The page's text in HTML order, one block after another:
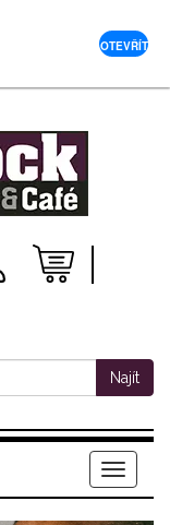
Najít
Menu
OTEVŘÍT